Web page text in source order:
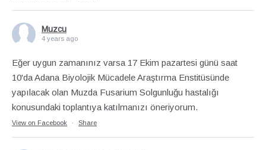
Muzcu
4 years ago
Eğer uygun zamanınız varsa 17 Ekim pazartesi günü saat
10'da Adana Biyolojik Mücadele Araştırma Enstitüsünde
yapılacak olan Muzda Fusarium Solgunluğu hastalığı
konusundaki toplantıya katılmanızı öneriyorum.
View on Facebook · Share